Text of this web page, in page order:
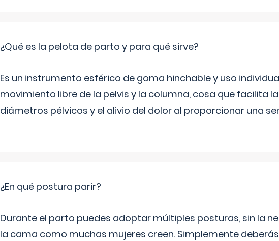
¿Qué es la pelota de parto y para qué sirve?
Es un instrumento esférico de goma hinchable y uso
movimiento libre de la pelvis y la columna, cosa que facilita
diámetros pélvicos y el alivio del dolor al proporcionar una
¿En qué postura parir?
Durante el parto puedes adoptar múltiples posturas, sin la
la cama como muchas mujeres creen. Simplemente